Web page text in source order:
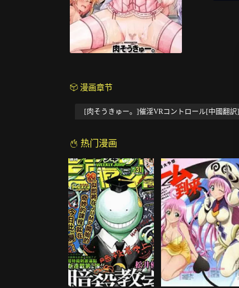
漫画章节
[肉そうきゅー。]催淫VRコントロール[中國翻訳]
热门漫画